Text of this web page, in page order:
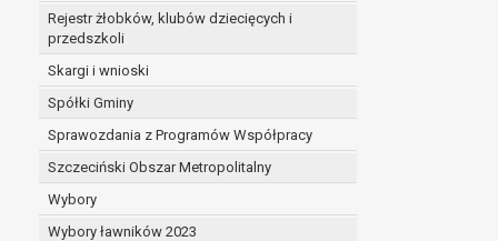
Rejestr żłobków, klubów dziecięcych i
przedszkoli
Skargi i wnioski
Spółki Gminy
Sprawozdania z Programów Współpracy
Szczeciński Obszar Metropolitalny
Wybory
Wybory ławników 2023